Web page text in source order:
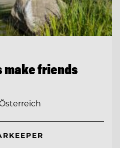
make friends
RANG / BARKEEPER